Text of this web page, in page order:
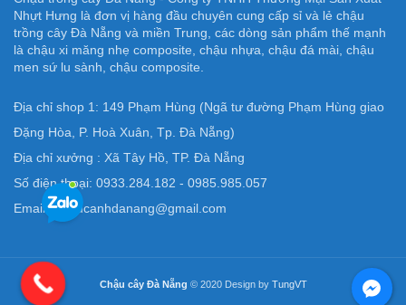
Nhựt Hưng là đơn vị hàng đầu chuyên cung cấp sỉ và lẻ chậu
trồng cây Đà Nẵng và miền Trung, các dòng sản phẩm thế mạnh
là chậu xi măng nhẹ composite, chậu nhựa, chậu đá mài, chậu
men sứ lu sành, chậu composite.
Địa chỉ shop 1: 149 Phạm Hùng (Ngã tư đường Phạm Hùng giao
Đặng Hòa, P. Hoà Xuân, Tp. Đà Nẵng)
Địa chỉ xưởng : Xã Tây Hồ, TP. Đà Nẵng
Số điện thoại: 0933.284.182 - 0985.985.057
Email: Chaucanhdanang@gmail.com
Chậu cây Đà Nẵng © 2020 Design by TungVT